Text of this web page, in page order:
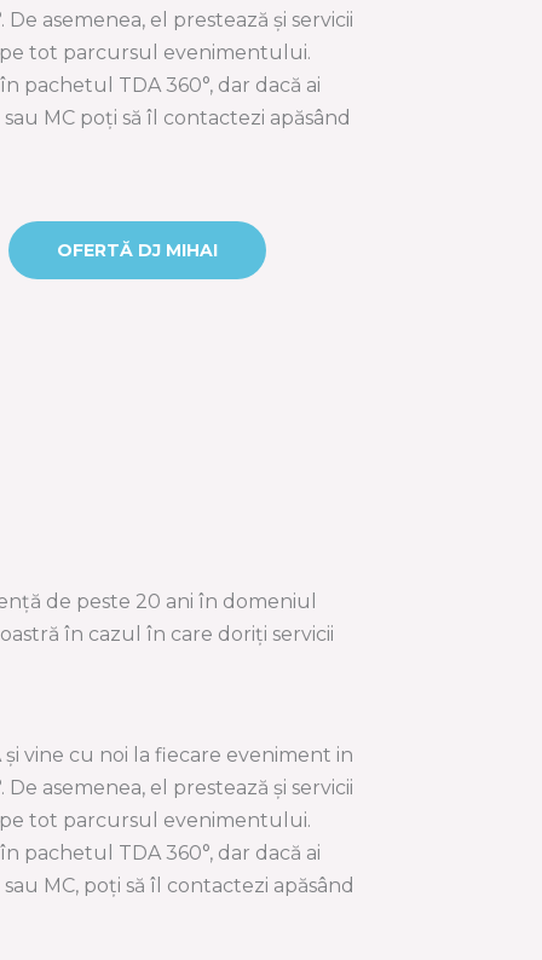
asemenea, el prestează și servicii
tot parcursul evenimentului.
pachetul TDA 360°, dar dacă ai
MC poți să îl contactezi apăsând
OFERTĂ DJ MIHAI
de peste 20 ani în domeniul
în cazul în care doriți servicii
vine cu noi la fiecare eveniment in
asemenea, el prestează și servicii
tot parcursul evenimentului.
pachetul TDA 360°, dar dacă ai
MC, poți să îl contactezi apăsând